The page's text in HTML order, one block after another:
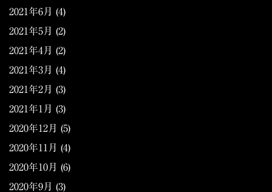
2021年6月 (4)
2021年5月 (2)
2021年4月 (2)
2021年3月 (4)
2021年2月 (3)
2021年1月 (3)
2020年12月 (5)
2020年11月 (4)
2020年10月 (6)
2020年9月 (3)